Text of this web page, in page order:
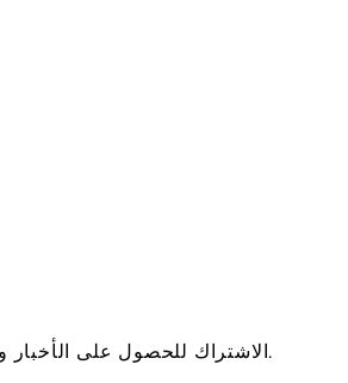
الاشتراك للحصول على الأخبار والتحديثات.